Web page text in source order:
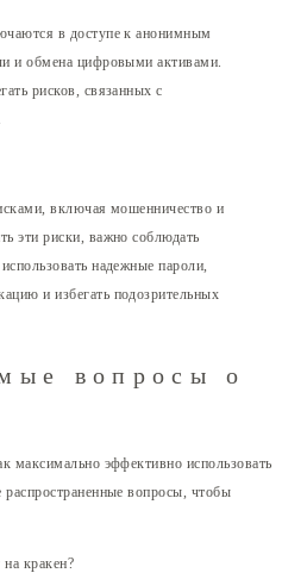
в доступе к анонимным
и обмена цифровыми активами.
рисков, связанных с
включая мошенничество и
эти риски, важно соблюдать
надежные пароли,
и избегать подозрительных
вопросы о
максимально эффективно использовать
распространенные вопросы, чтобы
кракен?